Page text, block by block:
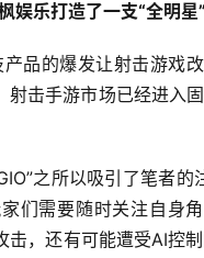
娱乐打造了一支“全明星
品的爆发让射击游戏
射击手游市场已经进入
之所以吸引了笔者的
们需要随时关注自身
击，还有可能遭受AI控